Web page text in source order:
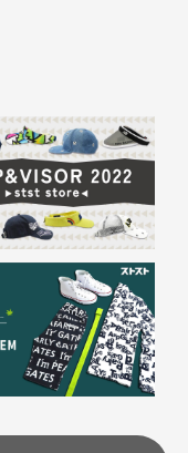
30代女性
も素敵な商品を
800円とさせて頂
て頂けた場合は送
複数商品を入れて
。
ので、若干の誤
を行っておりま
古着特有の香
ございます。